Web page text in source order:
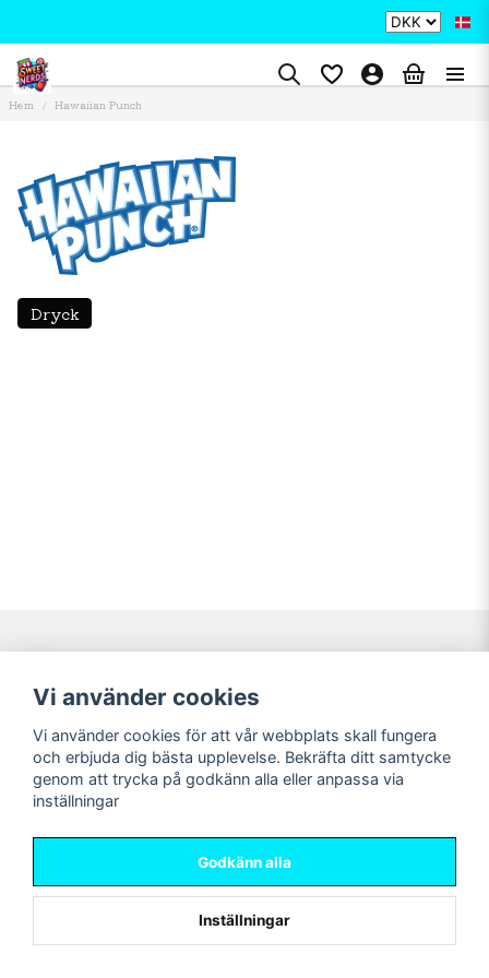
Hem Hawaiian Punch
Dryck
Navigering
Nyheter!
Förbeställning
Mitt konto
Logga in
Registrera dig
Glömt lösenord?
Sociala medier
Vi använder cookies
Vi använder cookies för att vår webbplats skall fungera
och erbjuda dig bästa upplevelse. Bekräfta ditt samtycke
genom att trycka på godkänn alla eller anpassa via
inställningar
Godkänn alla
Inställningar